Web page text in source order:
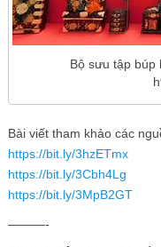
Bộ sưu tập búp
Bài viết tham khảo các
https://bit.ly/3hzETmx
https://bit.ly/3Cbh4Lg
https://bit.ly/3MpB2GT
———-